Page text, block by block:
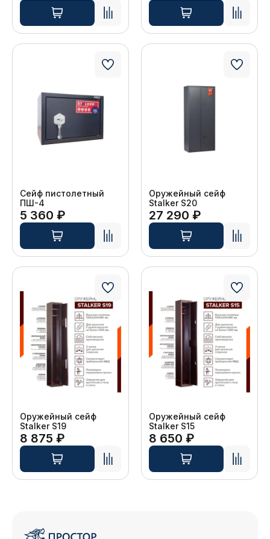
Сейф пистолетный
ПШ-4
5 360 ₽
Оружейный сейф
Stalker S20
27 290 ₽
Оружейный сейф
Stalker S19
8 875 ₽
Оружейный сейф
Stalker S15
8 650 ₽